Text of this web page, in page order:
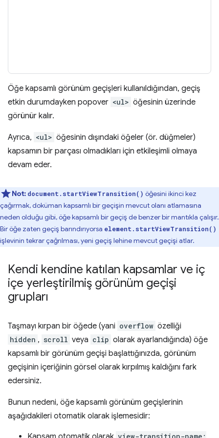
Öğe kapsamlı görünüm geçişleri kullanıldığından, geçiş
etkin durumdayken popover <ul> öğesinin üzerinde
görünür kalır.
Ayrıca, <ul> öğesinin dışındaki öğeler (ör. düğmeler)
kapsamın bir parçası olmadıkları için etkileşimli olmaya
devam eder.
Not: document.startViewTransition() öğesini ikinci kez
çağırmak, doküman kapsamlı bir geçişin mevcut olanı atlamasına
neden olduğu gibi, öğe kapsamlı bir geçiş de benzer bir mantıkla çalışır.
Bir öğe zaten geçiş barındırıyorsa element.startViewTransition()
işlevinin tekrar çağrılması, yeni geçiş lehine mevcut geçişi atlar.
Kendi kendine katılan kapsamlar ve iç
içe yerleştirilmiş görünüm geçişi
grupları
Taşmayı kırpan bir öğede (yani overflow özelliği
hidden , scroll veya clip olarak ayarlandığında) öğe
kapsamlı bir görünüm geçişi başlattığınızda, görünüm
geçişinin içeriğinin görsel olarak kırpılmış kaldığını fark
edersiniz.
Bunun nedeni, öğe kapsamlı görünüm geçişlerinin
aşağıdakileri otomatik olarak işlemesidir: